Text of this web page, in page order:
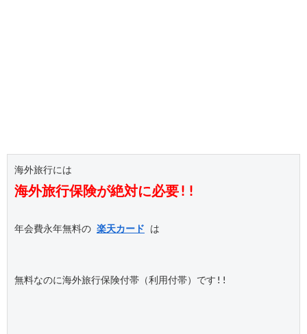
海外旅行保険が絶対に必要!!
年会費永年無料の 楽天カード は
無料なのに海外旅行保険付帯（利用付帯）です!!